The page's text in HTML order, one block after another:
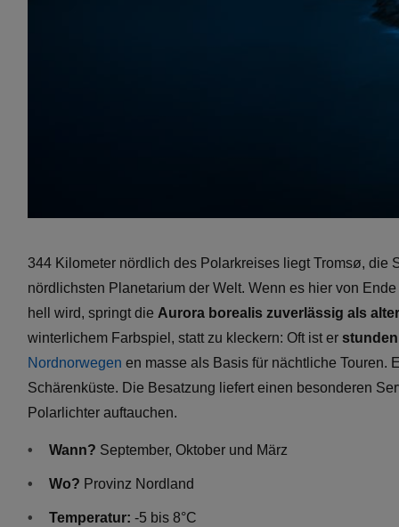
344 Kilometer nördlich des Polarkreises liegt Tromsø, die
nördlichsten Planetarium der Welt. Wenn es hier von
hell wird, springt die Aurora borealis zuverlässig als
winterlichem Farbspiel, statt zu kleckern: Oft ist er
Nordnorwegen en masse als Basis für nächtliche
Schärenküste. Die Besatzung liefert einen besonderen
Polarlichter auftauchen.
Wann? September, Oktober und März
Wo? Provinz Nordland
Temperatur: -5 bis 8°C